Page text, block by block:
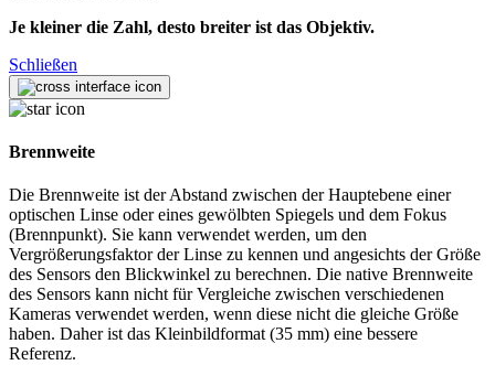
Je kleiner die Zahl, desto breiter ist das Objektiv.
Schließen
Brennweite
Die Brennweite ist der Abstand zwischen der Hauptebene einer
optischen Linse oder eines gewölbten Spiegels und dem Fokus
(Brennpunkt). Sie kann verwendet werden, um den
Vergrößerungsfaktor der Linse zu kennen und angesichts der Größe
des Sensors den Blickwinkel zu berechnen. Die native Brennweite
des Sensors kann nicht für Vergleiche zwischen verschiedenen
Kameras verwendet werden, wenn diese nicht die gleiche Größe
haben. Daher ist das Kleinbildformat (35 mm) eine bessere
Referenz.